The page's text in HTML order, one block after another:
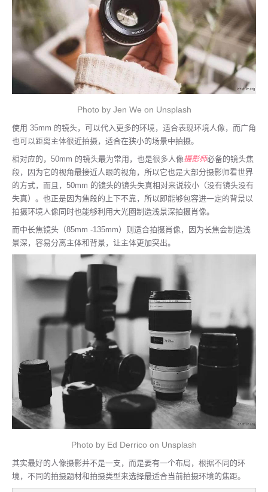
Photo by Jen We on Unsplash
使用 35mm 的镜头，可以代入更多的环境，适合表现环境人像，而广角
也可以距离主体很近拍摄，适合在狭小的场景中拍摄。
相对应的，50mm 的镜头最为常用，也是很多人像摄影师必备的镜头焦
段，因为它的视角最接近人眼的视角，所以它也是大部分摄影师看世界
的方式，而且，50mm 的镜头的镜头失真相对来说较小（没有镜头没有
失真）。也正是因为焦段的上下不靠，所以即能够包容进一定的背景以
拍摄环境人像同时也能够利用大光圈制造浅景深拍摄肖像。
而中长焦镜头（85mm -135mm）则适合拍摄肖像，因为长焦会制造浅
景深，容易分离主体和背景，让主体更加突出。
Photo by Ed Derrico on Unsplash
其实最好的人像摄影并不是一支，而是要有一个布局，根据不同的环
境，不同的拍摄题材和拍摄类型来选择最适合当前拍摄环境的焦距。